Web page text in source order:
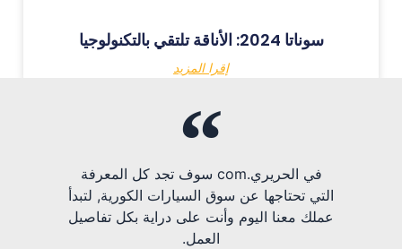
سوناتا 2024: الأناقة تلتقي بالتكنولوجيا
إقرا المزيد
في الحريري.com سوف تجد كل المعرفة
التي تحتاجها عن سوق السيارات الكورية, لتبدأ
عملك معنا اليوم وأنت على دراية بكل تفاصيل
العمل.